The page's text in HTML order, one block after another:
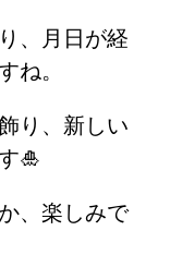
、月日が経
ね。
り、新しい
🎍
、楽しみで